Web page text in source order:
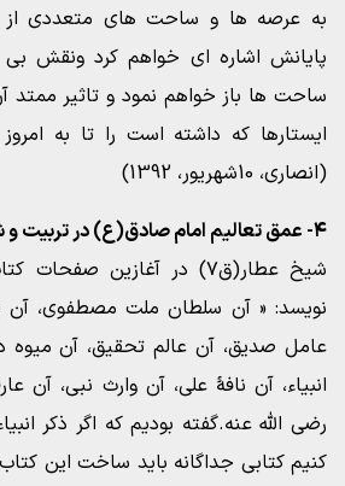
به عرصه ها و ساحت های متعددی
پایانش اشاره ای خواهم کرد ونقش
ساحت ها باز خواهم نمود و تاثیر ممتد
ایستارها که داشته است را تا به
(انصاری، 10شهریور، 1392)
۴- عمق تعالیم امام صادق(ع) در تربیت و شناخت نفس
شیخ عطار(ق۷) در آغازین
نویسد: « آن سلطان ملت مصطفوی، آن
عامل صدیق، آن عالم تحقیق، آن میوه
انبیاء، آن نافۀ علی، آن وارث نبی، آن
رضی الله عنه.گفته بودیم که اگر ذکر
کنیم کتابی جداگانه باید ساخت این